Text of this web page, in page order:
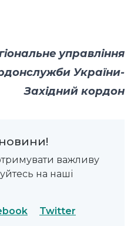
управління
України-
Західний кордон
важливу
на наші
Twitter